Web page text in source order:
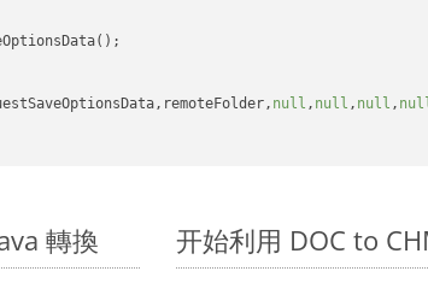
null , null , null ,
轉換 开始利用 DOC to